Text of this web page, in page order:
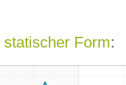
statischer Form: